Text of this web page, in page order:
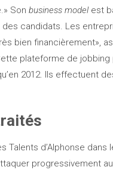
Son business modelest
candidats. Les
bien financièrement»,
plateforme de
2012. Ils effectuent
d’Alphonse
progressivement